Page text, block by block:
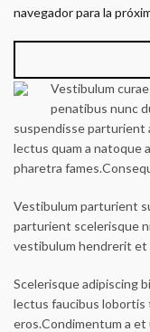
navegador para la
Vestibulum
penatibus nunc
suspendisse parturient
lectus quam a natoque
pharetra
Vestibulum parturient
parturient scelerisque
vestibulum hendrerit
Scelerisque adipiscing
lectus faucibus lobortis
eros.Condimentum a